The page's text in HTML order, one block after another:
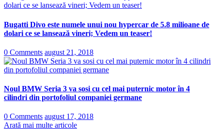
Bugatti Divo este numele unui nou hypercar de 5.8 milioane de
dolari ce se lansează vineri; Vedem un teaser!
0 Comments august 21, 2018
Noul BMW Seria 3 va sosi cu cel mai puternic motor în 4
cilindri din portofoliul companiei germane
0 Comments august 17, 2018
Arată mai multe articole